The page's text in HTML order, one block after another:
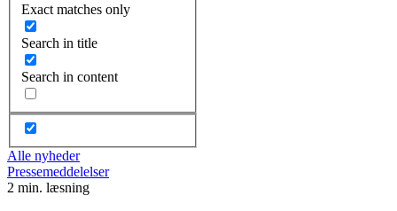
Exact matches only
Search in title
Search in content
Alle nyheder
Pressemeddelelser
2 min. læsning